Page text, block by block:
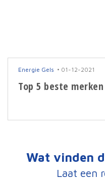
Energie Gels 01-12-2021
Top 5 beste
Wat vinden
Laat een